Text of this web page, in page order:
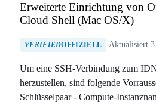
Erweiterte Einrichtung von
Cloud Shell (Mac OS/X)
VERIFIEDOFFIZIELL Aktualisiert 3
Um eine SSH-Verbindung zum
herzustellen, sind folgende
Schlüsselpaar - Compute-